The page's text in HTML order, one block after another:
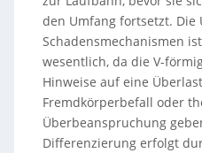
den Umfang fortsetzt.
Schadensmechanismen
wesentlich, da die V-
Hinweise auf eine
Fremdkörperbefall oder
Überbeanspruchung
Differenzierung erfolgt